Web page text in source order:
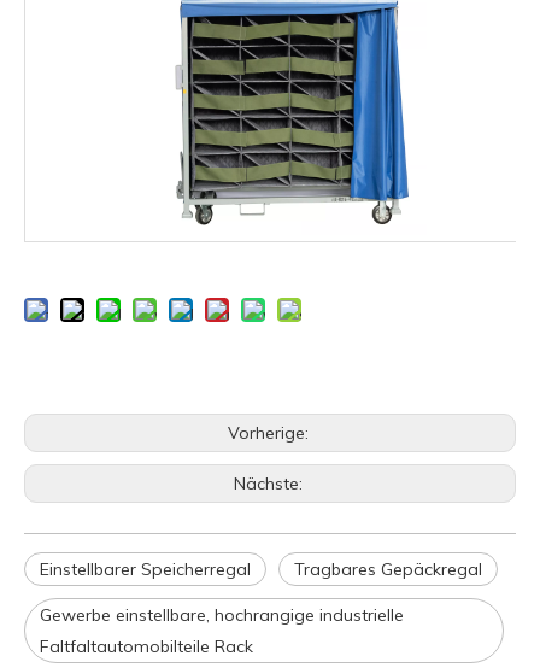
Vorherige:
Nächste:
Einstellbarer Speicherregal Tragbares Gepäckregal
Gewerbe einstellbare, hochrangige industrielle
Faltfaltautomobilteile Rack